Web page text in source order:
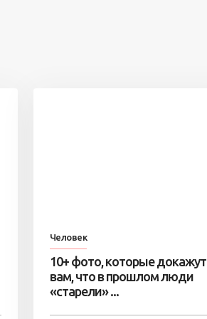
Человек
10+ фото, которые докажут
вам, что в прошлом люди
«старели» ...